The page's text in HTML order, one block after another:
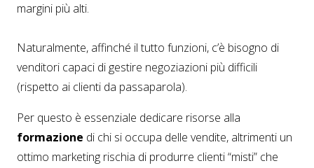
margini più alti.
Naturalmente, affinché il tutto funzioni, c’è bisogno di
venditori capaci di gestire negoziazioni più difficili
(rispetto ai clienti da passaparola).
Per questo è essenziale dedicare risorse alla
formazione di chi si occupa delle vendite, altrimenti un
ottimo marketing rischia di produrre clienti “misti” che